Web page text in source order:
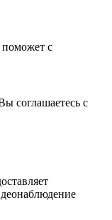
поможет с
соглашаетесь с